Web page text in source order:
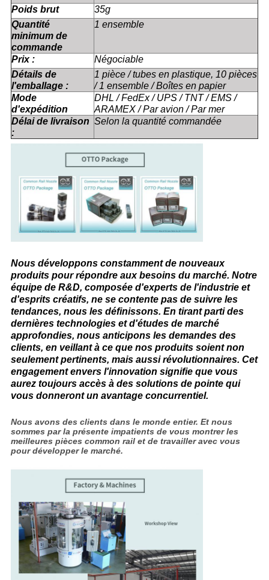
Poids brut
35g
Quantité
minimum de
commande
1 ensemble
Prix :
Négociable
Détails de
l'emballage :
1 pièce / tubes en plastique, 10 pièces
/ 1 ensemble / Boîtes en papier
Mode
d'expédition
DHL / FedEx / UPS / TNT / EMS /
ARAMEX / Par avion / Par mer
Délai de livraison
:
Selon la quantité commandée
Nous développons constamment de nouveaux
produits pour répondre aux besoins du marché. Notre
équipe de R&D, composée d'experts de l'industrie et
d'esprits créatifs, ne se contente pas de suivre les
tendances, nous les définissons. En tirant parti des
dernières technologies et d'études de marché
approfondies, nous anticipons les demandes des
clients, en veillant à ce que nos produits soient non
seulement pertinents, mais aussi révolutionnaires. Cet
engagement envers l'innovation signifie que vous
aurez toujours accès à des solutions de pointe qui
vous donneront un avantage concurrentiel.​
Nous avons des clients dans le monde entier. Et nous
sommes par la présente impatients de vous montrer les
meilleures pièces common rail et de travailler avec vous
pour développer le marché.